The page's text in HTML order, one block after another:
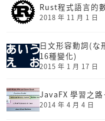
Rust程式語言的
2018 年 11 月 1 日
日文形容動詞(な
16種變化)
2015 年 1 月 17 日
JavaFX 學習之
2014 年 4 月 4 日